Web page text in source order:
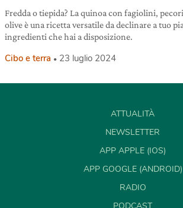
Fredda o tiepida? La quinoa con fagiolini,
olive è una ricetta versatile da declinare a tuo
ingredienti che hai a disposizione.
Cibo e terra 23 luglio 2024
ATTUALITÀ
NEWSLETTER
APP APPLE (IOS)
APP GOOGLE (ANDROID)
RADIO